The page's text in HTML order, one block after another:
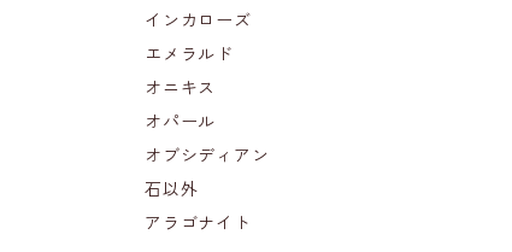
インカローズ
エメラルド
オニキス
オパール
オブシディアン
石以外
アラゴナイト